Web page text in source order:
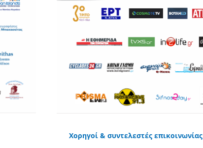
Χορηγοί & συντελεστές επικοινωνίας